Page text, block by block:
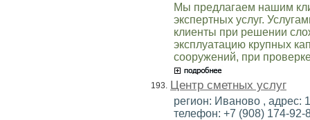
Мы предлагаем нашим
экспертных услуг.
клиенты при решении
эксплуатацию крупных
сооружений, при
193. Центр сметных услуг
регион: Иваново , адрес:
телефон: +7 (908) 174-92-